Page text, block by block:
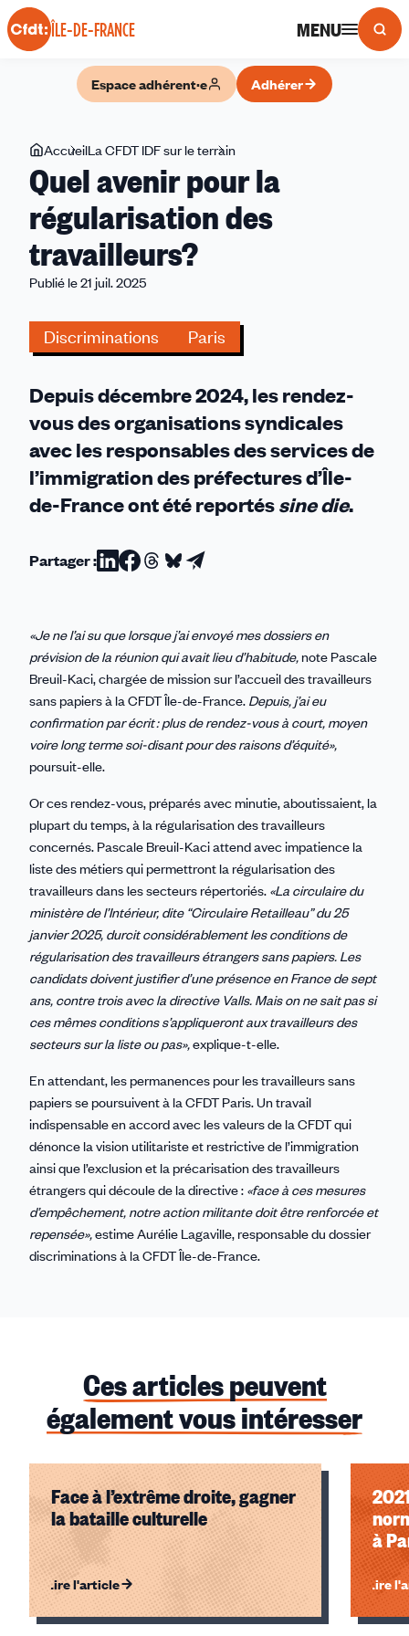
Panneau de gestion des cookies
ÎLE-DE-FRANCE MENU
Espace adhérent·e Adhérer
Vous
êtes
ici
AccueilLa CFDT IDF sur le terrain
avenir
pour
la
Quel avenir pour la
régularisation des
travailleurs?
Publié le 21 juil. 2025
Discriminations Paris
Depuis décembre 2024, les rendez-
vous des organisations syndicales
avec les responsables des services de
l’immigration des préfectures d’Île-
de-France ont été reportéssine die.
Partager :Partager
Linkedin
Partager
Facebook
Partager
Threads
Partager
Bluesky
Partager
email
«Je ne l’ai su que lorsque j’ai envoyé mes dossiers en
prévision de la réunion qui avait lieu d’habitude, note Pascale
Breuil-Kaci, chargée de mission sur l’accueil des travailleurs
sans papiers à la CFDT Île-de-France. Depuis, j’ai eu
confirmation par écrit : plus de rendez-vous à court, moyen
voire long terme soi-disant pour des raisons d’équité»,
poursuit-elle.
Or ces rendez-vous, préparés avec minutie, aboutissaient, la
plupart du temps, à la régularisation des travailleurs
concernés. Pascale Breuil-Kaci attend avec impatience la
liste des métiers qui permettront la régularisation des
travailleurs dans les secteurs répertoriés. «La circulaire du
ministère de l’Intérieur, dite “Circulaire Retailleau” du 25
janvier 2025, durcit considérablement les conditions de
régularisation des travailleurs étrangers sans papiers. Les
candidats doivent justifier d’une présence en France de sept
ans, contre trois avec la directive Valls. Mais on ne sait pas si
ces mêmes conditions s’appliqueront aux travailleurs des
secteurs sur la liste ou pas»,explique-t-elle.
En attendant, les permanences pour les travailleurs sans
papiers se poursuivent à la CFDT Paris. Un travail
indispensable en accord avec les valeurs de la CFDT qui
dénonce la vision utilitariste et restrictive de l’immigration
ainsi que l’exclusion et la précarisation des travailleurs
étrangers qui découle de la directive : «face à ces mesures
d’empêchement, notre action militante doit être renforcée et
repensée»,estime Aurélie Lagaville, responsable du dossier
discriminations à la CFDT Île-de-France.
Ces articles peuvent
également vous intéresser
Face à l’extrême droite, gagner
la bataille culturelle
Lire l'article
à
Lire